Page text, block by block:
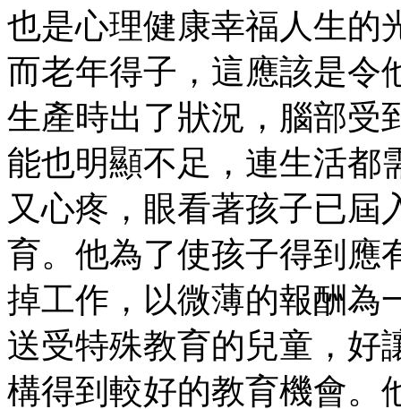
也是心理健康幸福人生的
而老年得子，這應該是令
生產時出了狀況，腦部受
能也明顯不足，連生活
又心疼，眼看著孩子已屆
育。他為了使孩子得到應
掉工作，以微薄的報酬為
送受特殊教育的兒童，好
構得到較好的教育機會。